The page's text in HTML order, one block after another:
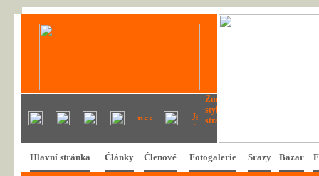
Hlavní stránka Články Členové Fotogalerie Srazy Bazar